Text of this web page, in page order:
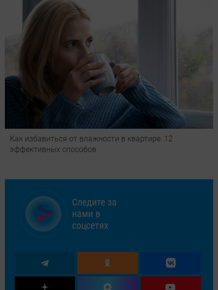
Как избавиться от влажности в квартире: 12
эффективных способов
Следите за
нами в
соцсетях